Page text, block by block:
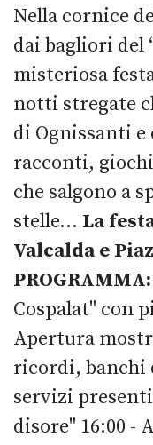
Nella cornice
dai bagliori del
misteriosa
notti stregate
di Ognissanti
racconti,
che salgono a
stelle... La
Valcalda e
PROGRAMMA:
Cospalat" con
Apertura
ricordi, banchi
servizi
disore" 16:00 -